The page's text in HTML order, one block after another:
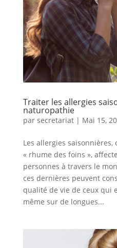
Traiter les allergies
naturopathie
par secretariat| Mai 15,
Les allergies
« rhume des foins »,
personnes à travers le
ces dernières peuvent
qualité de vie de ceux qui
même sur de longues...